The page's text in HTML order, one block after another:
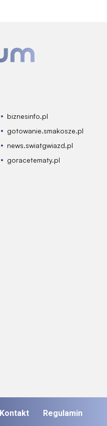
biznesinfo.pl
gotowanie.smakosze.pl
news.swiatgwiazd.pl
goracetematy.pl
Kontakt Regulamin